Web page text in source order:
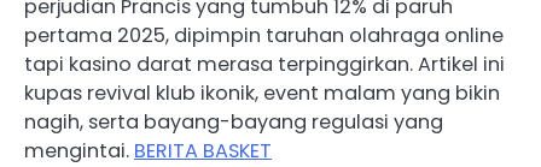
perjudian Prancis yang tumbuh 12% di paruh
pertama 2025, dipimpin taruhan olahraga online
tapi kasino darat merasa terpinggirkan. Artikel ini
kupas revival klub ikonik, event malam yang bikin
nagih, serta bayang-bayang regulasi yang
mengintai. BERITA BASKET